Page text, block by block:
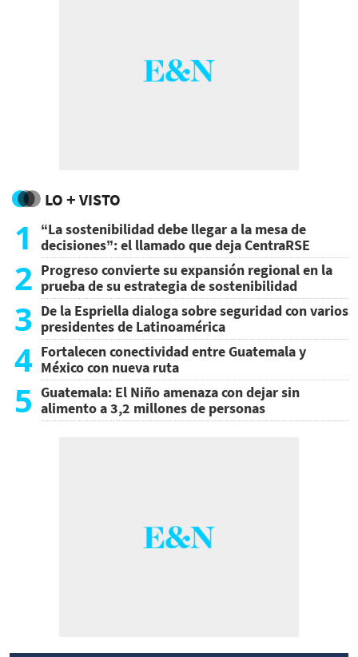
LO + VISTO
1
“La sostenibilidad debe llegar a la mesa de
decisiones”: el llamado que deja CentraRSE
2 Progreso convierte su expansión regional en la
prueba de su estrategia de sostenibilidad
3 De la Espriella dialoga sobre seguridad con varios
presidentes de Latinoamérica
4 Fortalecen conectividad entre Guatemala y
México con nueva ruta
5 Guatemala: El Niño amenaza con dejar sin
alimento a 3,2 millones de personas